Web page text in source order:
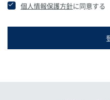
個人情報保護方針に同意する